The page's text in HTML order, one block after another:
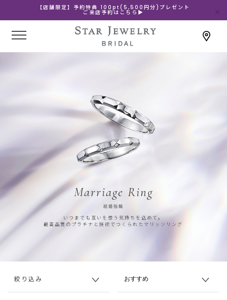
【店舗限定】予約特典 100pt(5,500円分)プレゼント
ご来店予約はこちら▶
Marriage Ring
結婚指輪
いつまでも互いを想う気持ちを込めて。
最高品質のプラチナと技術でつくられたマリッジリング
絞り込み